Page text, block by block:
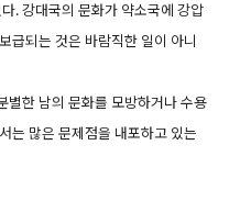
. 강대국의 문화가 약소국에 강압
급되는 것은 바람직한 일이 아니
별한 남의 문화를 모방하거나 수용
는 많은 문제점을 내포하고 있는